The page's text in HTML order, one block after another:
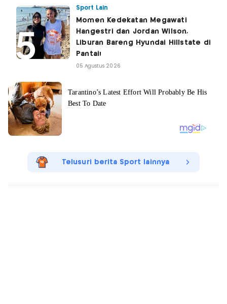
Sport Lain
Momen Kedekatan Megawati
Hangestri dan Jordan Wilson,
Liburan Bareng Hyundai Hillstate di
Pantai!
05 Agustus 2026
Telusuri berita Sport lainnya